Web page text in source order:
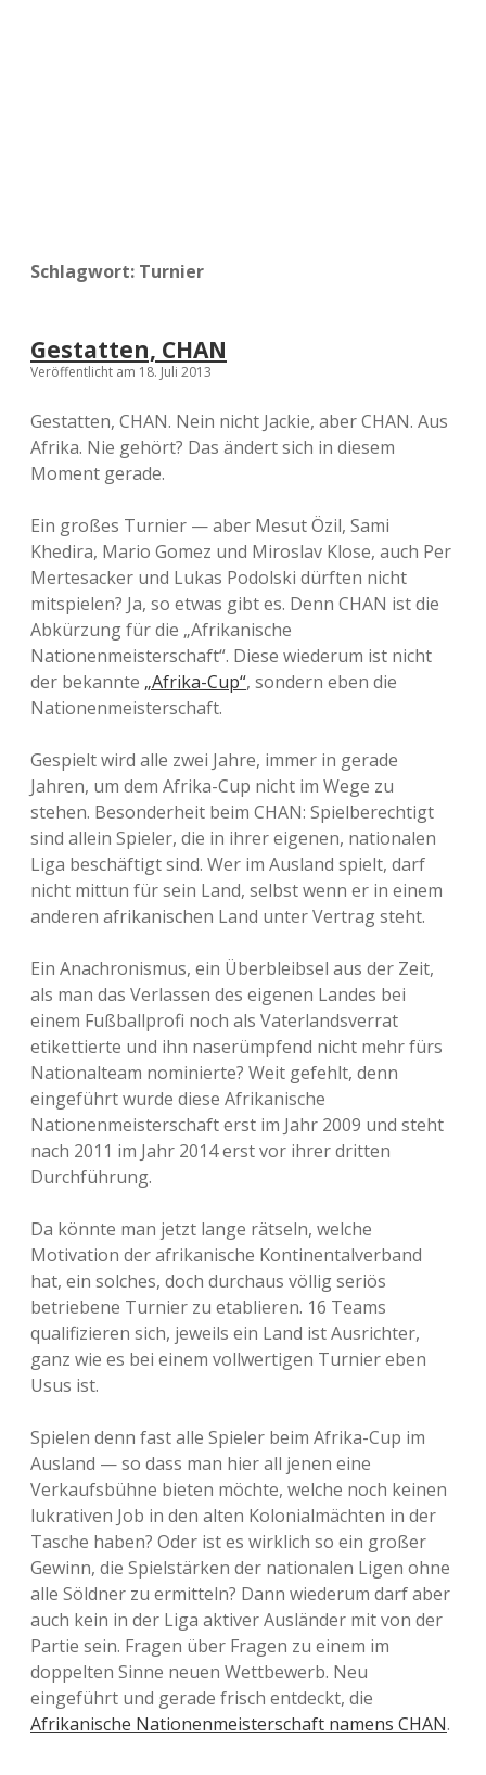
Schlagwort: Turnier
Gestatten, CHAN
Veröffentlicht am 18. Juli 2013
Gestatten, CHAN. Nein nicht Jackie, aber CHAN. Aus
Afrika. Nie gehört? Das ändert sich in diesem
Moment gerade.
Ein großes Turnier — aber Mesut Özil, Sami
Khedira, Mario Gomez und Miroslav Klose, auch Per
Mertesacker und Lukas Podolski dürften nicht
mitspielen? Ja, so etwas gibt es. Denn CHAN ist die
Abkürzung für die „Afrikanische
Nationenmeisterschaft“. Diese wiederum ist nicht
der bekannte „Afrika-Cup“, sondern eben die
Nationenmeisterschaft.
Gespielt wird alle zwei Jahre, immer in gerade
Jahren, um dem Afrika-Cup nicht im Wege zu
stehen. Besonderheit beim CHAN: Spielberechtigt
sind allein Spieler, die in ihrer eigenen, nationalen
Liga beschäftigt sind. Wer im Ausland spielt, darf
nicht mittun für sein Land, selbst wenn er in einem
anderen afrikanischen Land unter Vertrag steht.
Ein Anachronismus, ein Überbleibsel aus der Zeit,
als man das Verlassen des eigenen Landes bei
einem Fußballprofi noch als Vaterlandsverrat
etikettierte und ihn naserümpfend nicht mehr fürs
Nationalteam nominierte? Weit gefehlt, denn
eingeführt wurde diese Afrikanische
Nationenmeisterschaft erst im Jahr 2009 und steht
nach 2011 im Jahr 2014 erst vor ihrer dritten
Durchführung.
Da könnte man jetzt lange rätseln, welche
Motivation der afrikanische Kontinentalverband
hat, ein solches, doch durchaus völlig seriös
betriebene Turnier zu etablieren. 16 Teams
qualifizieren sich, jeweils ein Land ist Ausrichter,
ganz wie es bei einem vollwertigen Turnier eben
Usus ist.
Spielen denn fast alle Spieler beim Afrika-Cup im
Ausland — so dass man hier all jenen eine
Verkaufsbühne bieten möchte, welche noch keinen
lukrativen Job in den alten Kolonialmächten in der
Tasche haben? Oder ist es wirklich so ein großer
Gewinn, die Spielstärken der nationalen Ligen ohne
alle Söldner zu ermitteln? Dann wiederum darf aber
auch kein in der Liga aktiver Ausländer mit von der
Partie sein. Fragen über Fragen zu einem im
doppelten Sinne neuen Wettbewerb. Neu
eingeführt und gerade frisch entdeckt, die
Afrikanische Nationenmeisterschaft namens CHAN.